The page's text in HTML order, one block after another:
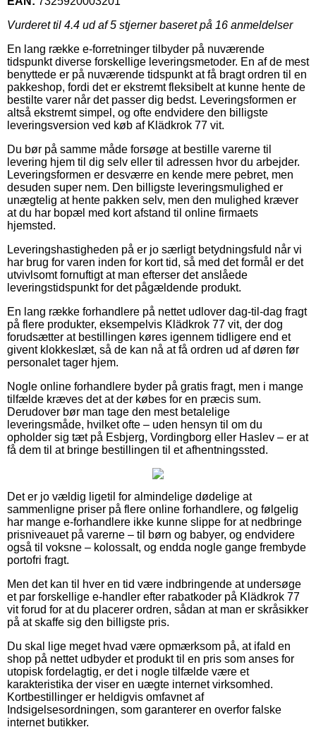
Vurderet til 4.4 ud af 5 stjerner baseret på 16 anmeldelser
En lang række e-forretninger tilbyder på nuværende
tidspunkt diverse forskellige leveringsmetoder. En af de mest
benyttede er på nuværende tidspunkt at få bragt ordren til en
pakkeshop, fordi det er ekstremt fleksibelt at kunne hente de
bestilte varer når det passer dig bedst. Leveringsformen er
altså ekstremt simpel, og ofte endvidere den billigste
leveringsversion ved køb af Klädkrok 77 vit.
Du bør på samme måde forsøge at bestille varerne til
levering hjem til dig selv eller til adressen hvor du arbejder.
Leveringsformen er desværre en kende mere pebret, men
desuden super nem. Den billigste leveringsmulighed er
unægtelig at hente pakken selv, men den mulighed kræver
at du har bopæl med kort afstand til online firmaets
hjemsted.
Leveringshastigheden på er jo særligt betydningsfuld når vi
har brug for varen inden for kort tid, så med det formål er det
utvivlsomt fornuftigt at man efterser det anslåede
leveringstidspunkt for det pågældende produkt.
En lang række forhandlere på nettet udlover dag-til-dag fragt
på flere produkter, eksempelvis Klädkrok 77 vit, der dog
forudsætter at bestillingen køres igennem tidligere end et
givent klokkeslæt, så de kan nå at få ordren ud af døren før
personalet tager hjem.
Nogle online forhandlere byder på gratis fragt, men i mange
tilfælde kræves det at der købes for en præcis sum.
Derudover bør man tage den mest betalelige
leveringsmåde, hvilket ofte – uden hensyn til om du
opholder sig tæt på Esbjerg, Vordingborg eller Haslev – er at
få dem til at bringe bestillingen til et afhentningssted.
Det er jo vældig ligetil for almindelige dødelige at
sammenligne priser på flere online forhandlere, og følgelig
har mange e-forhandlere ikke kunne slippe for at nedbringe
prisniveauet på varerne – til børn og babyer, og endvidere
også til voksne – kolossalt, og endda nogle gange frembyde
portofri fragt.
Men det kan til hver en tid være indbringende at undersøge
et par forskellige e-handler efter rabatkoder på Klädkrok 77
vit forud for at du placerer ordren, sådan at man er skråsikker
på at skaffe sig den billigste pris.
Du skal lige meget hvad være opmærksom på, at ifald en
shop på nettet udbyder et produkt til en pris som anses for
utopisk fordelagtig, er det i nogle tilfælde være et
karakteristika der viser en uægte internet virksomhed.
Kortbestillinger er heldigvis omfavnet af
Indsigelsesordningen, som garanterer en overfor falske
internet butikker.